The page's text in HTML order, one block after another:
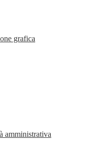
grafica
amministrativa